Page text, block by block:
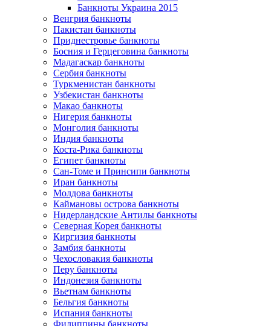
Банкноты Украина 2015
Венгрия банкноты
Пакистан банкноты
Приднестровье банкноты
Босния и Герцеговина банкноты
Мадагаскар банкноты
Сербия банкноты
Туркменистан банкноты
Узбекистан банкноты
Макао банкноты
Нигерия банкноты
Монголия банкноты
Индия банкноты
Коста-Рика банкноты
Египет банкноты
Сан-Томе и Принсипи банкноты
Иран банкноты
Молдова банкноты
Каймановы острова банкноты
Нидерландские Антилы банкноты
Северная Корея банкноты
Киргизия банкноты
Замбия банкноты
Чехословакия банкноты
Перу банкноты
Индонезия банкноты
Вьетнам банкноты
Бельгия банкноты
Испания банкноты
Филиппины банкноты